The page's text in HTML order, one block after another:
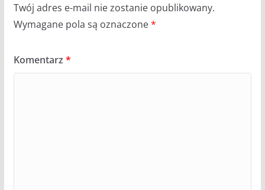
Twój adres e-mail nie zostanie opublikowany.
Wymagane pola są oznaczone*
Komentarz *